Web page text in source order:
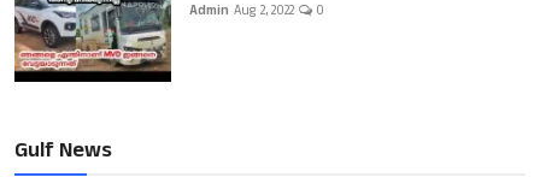
Admin Aug 2, 2022 0
Gulf News